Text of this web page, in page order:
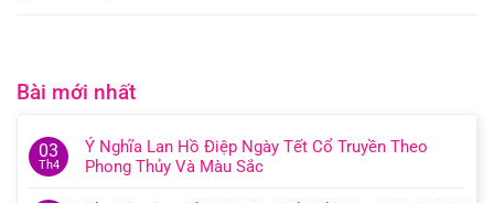
Bài mới nhất
03
Th4
Ý Nghĩa Lan Hồ Điệp Ngày Tết Cổ Truyền Theo
Phong Thủy Và Màu Sắc